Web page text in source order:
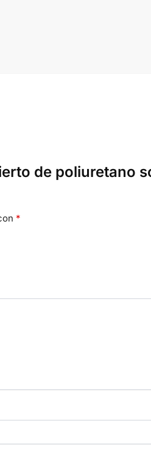
de poliuretano
*